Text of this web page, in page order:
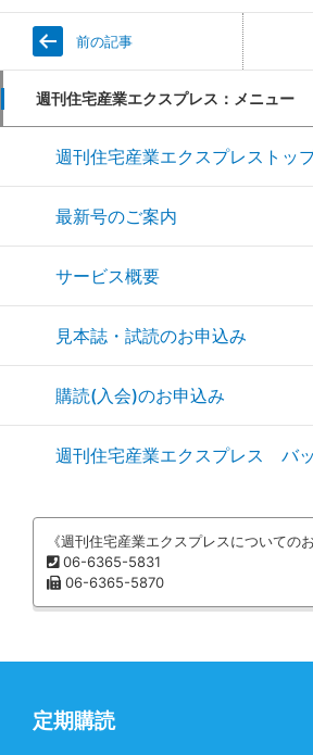
前の記事
週刊住宅産業エクスプレス：メニュー
週刊住宅産業エクスプレストッ
最新号のご案内
サービス概要
見本誌・試読のお申込み
購読(入会)のお申込み
週刊住宅産業エクスプレス バ
《週刊住宅産業エクスプレスについての
06-6365-5831
06-6365-5870
定期購読